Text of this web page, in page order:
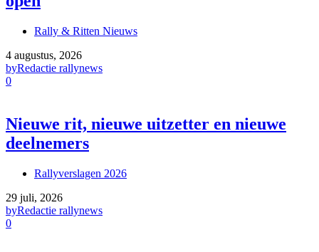
Rally & Ritten Nieuws
4 augustus, 2026
byRedactie rallynews
0
Nieuwe rit, nieuwe uitzetter en nieuwe
deelnemers
Rallyverslagen 2026
29 juli, 2026
byRedactie rallynews
0